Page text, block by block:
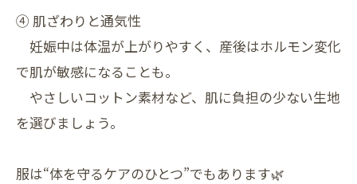
④ 肌ざわりと通気性
妊娠中は体温が上がりやすく、産後はホルモン変化
で肌が敏感になることも。
やさしいコットン素材など、肌に負担の少ない生地
を選びましょう。
服は“体を守るケアのひとつ”でもあります🌿